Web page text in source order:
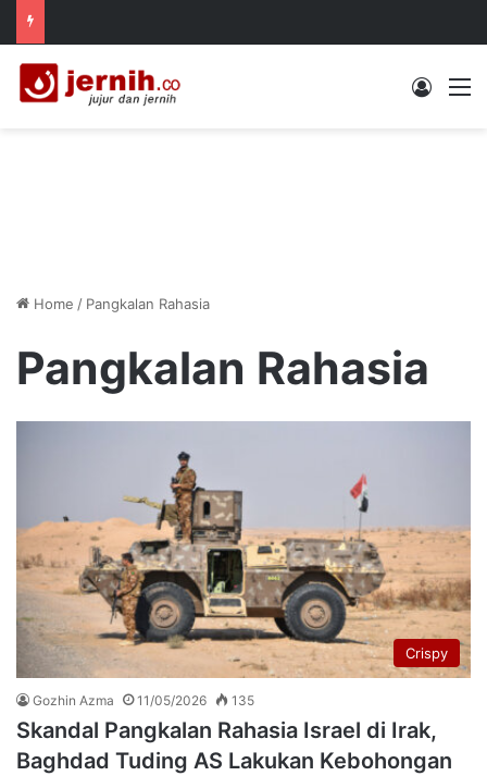
Log In
Home / Pangkalan Rahasia
Pangkalan Rahasia
Crispy
Gozhin Azma 11/05/2026 135
Skandal Pangkalan Rahasia Israel di Irak,
Baghdad Tuding AS Lakukan Kebohongan